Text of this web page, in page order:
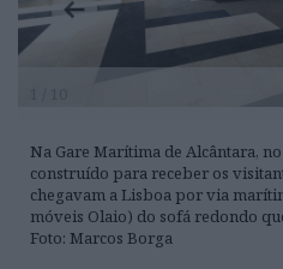
Na Gare Marítima de Alcântara,
construído para receber os
chegavam a Lisboa por via
móveis Olaio) do sofá redondo
Foto: Marcos Borga